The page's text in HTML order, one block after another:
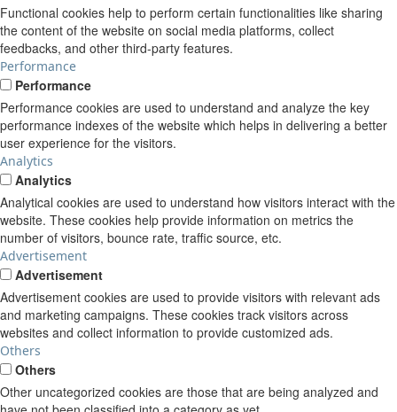
Functional cookies help to perform certain functionalities like sharing
the content of the website on social media platforms, collect
feedbacks, and other third-party features.
Performance
Performance
Performance cookies are used to understand and analyze the key
performance indexes of the website which helps in delivering a better
user experience for the visitors.
Analytics
Analytics
Analytical cookies are used to understand how visitors interact with the
website. These cookies help provide information on metrics the
number of visitors, bounce rate, traffic source, etc.
Advertisement
Advertisement
Advertisement cookies are used to provide visitors with relevant ads
and marketing campaigns. These cookies track visitors across
websites and collect information to provide customized ads.
Others
Others
Other uncategorized cookies are those that are being analyzed and